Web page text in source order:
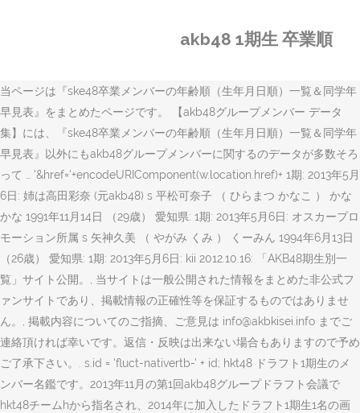
akb48 1期生 卒業順
当ページは『ske48卒業メンバーの年齢順（生年月日順）一覧＆同学年
早見表』をまとめたページです。 【akb48グループメンバー データ
集】には、『ske48卒業メンバーの年齢順（生年月日順）一覧＆同学年
早見表』以外にもakb48グループメンバーに関するのデータが多数そろ
って … '&href='+encodeURIComponent(w.location.href)+ 1期: 2013年5月
6日: 姉は高田彩奈 (元akb48) s 平松可奈子 （ ひらまつ かなこ ） かな
かな 1991年11月14日 （29歳） 愛知県: 1期: 2013年5月6日: オスカープロ
モーション所属 s 矢神久美 （ やがみ くみ ） くーみん 1994年6月13日
（26歳） 愛知県: 1期: 2013年5月6日: kii 2012.10.16: 「AKB48期生別一
覧」サイト公開。, 当サイトは一般公開された情報をまとめた非公式フ
ァンサイトであり、掲載情報の正確性等を保証するものではありませ
ん。, 掲載内容についてのご指摘、ご意見は info@akbkisei.info までご
連絡頂ければ幸いです。返信・反映は出来ない場合もありますので予め
ご了承下さい。. s.id = 'fluct-nativertb-' + id; hkt48 ドラフト1期生のメ
ンバー名鑑です。2013年11月の第1回akb48グループドラフト会議で
hkt48チームhから指名され、2014年に加入したドラフト1期生1名の画